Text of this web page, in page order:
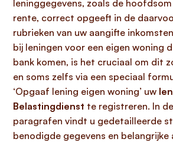
leninggegevens, zoals de
rente, correct opgeeft in de
rubrieken van uw aangifte
bij leningen voor een eigen woning
bank komen, is het cruciaal om dit
en soms zelfs via een speciaal
‘Opgaaf lening eigen woning’ uw
Belastingdienst te registreren. In
paragrafen vindt u gedetailleerde
benodigde gegevens en